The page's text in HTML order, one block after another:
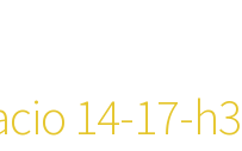
14-17-h3